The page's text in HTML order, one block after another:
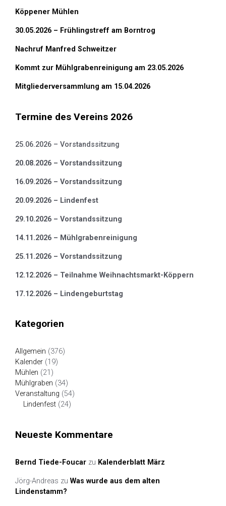
Köppener Mühlen
30.05.2026 – Frühlingstreff am Borntrog
Nachruf Manfred Schweitzer
Kommt zur Mühlgrabenreinigung am 23.05.2026
Mitgliederversammlung am 15.04.2026
Termine des Vereins 2026
25.06.2026 – Vorstandssitzung
20.08.2026 – Vorstandssitzung
16.09.2026 – Vorstandssitzung
20.09.2026 – Lindenfest
29.10.2026 – Vorstandssitzung
14.11.2026 – Mühlgrabenreinigung
25.11.2026 – Vorstandssitzung
12.12.2026 – Teilnahme Weihnachtsmarkt-Köppern
17.12.2026 – Lindengeburtstag
Kategorien
Allgemein (376)
Kalender (19)
Mühlen (21)
Mühlgraben (34)
Veranstaltung (54)
Lindenfest (24)
Neueste Kommentare
Bernd Tiede-Foucar zu Kalenderblatt März
Jörg-Andreas zu Was wurde aus dem alten
Lindenstamm?